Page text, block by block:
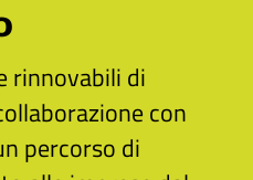
rinnovabili di
con
percorso di